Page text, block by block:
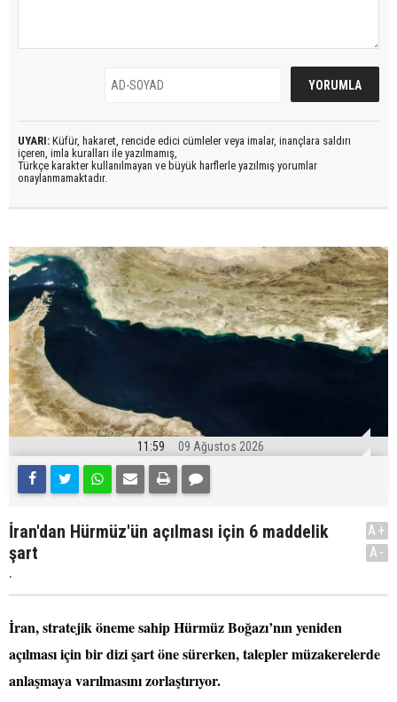
UYARI: Küfür, hakaret, rencide edici cümleler veya imalar, inançlara saldırı
içeren, imla kuralları ile yazılmamış,
Türkçe karakter kullanılmayan ve büyük harflerle yazılmış yorumlar
onaylanmamaktadır.
11:59 09 Ağustos 2026
İran'dan Hürmüz'ün açılması için 6 maddelik
şart
.
A+
A-
İran, stratejik öneme sahip Hürmüz Boğazı’nın yeniden
açılması için bir dizi şart öne sürerken, talepler müzakerelerde
anlaşmaya varılmasını zorlaştırıyor.